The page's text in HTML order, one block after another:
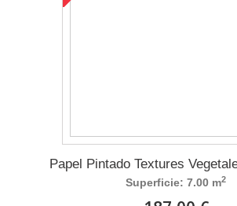
Papel Pintado Textures
Superficie: 7.00 m2